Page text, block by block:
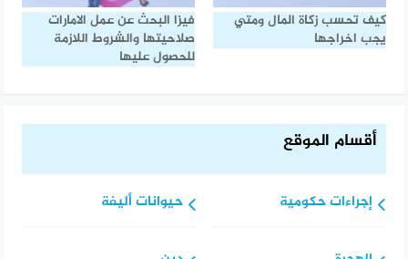
كيف تحسب زكاة المال ومتي
يجب اخراجها
فيزا البحث عن عمل الامارات
صلاحيتها والشروط اللازمة
للحصول عليها
أقسام الموقع
إجراءات حكومية حيوانات أليفة